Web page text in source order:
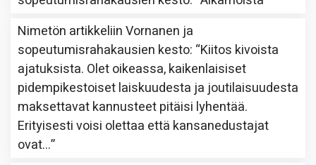
Nimetön artikkeliinVornanen ja
sopeutumisrahakausien kesto: “Kiitos kivoista
ajatuksista. Olet oikeassa, kaikenlaisiset
pidempikestoiset laiskuudesta ja joutilaisuudesta
maksettavat kannusteet pitäisi lyhentää.
Erityisesti voisi olettaa että kansanedustajat
ovat…”